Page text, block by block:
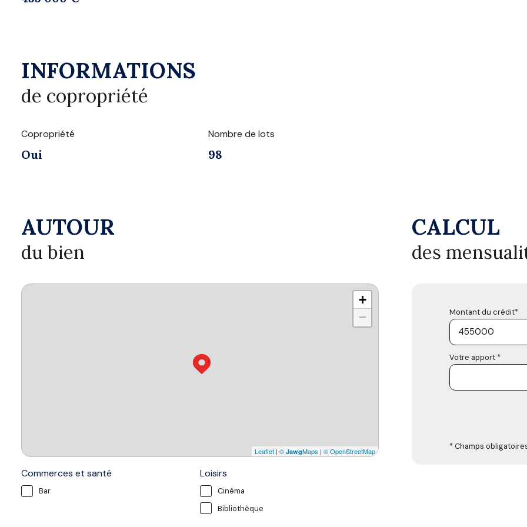
INFORMATIONS
de copropriété
Copropriété
Oui
Nombre de lots
98
AUTOUR
du bien
+
−
Leaflet | © JawgMaps | © OpenStreetMap
Commerces et santé
Bar
Loisirs
Cinéma
Bibliothèque
CALCUL
des
Montant du crédit*
Votre apport *
* Champs